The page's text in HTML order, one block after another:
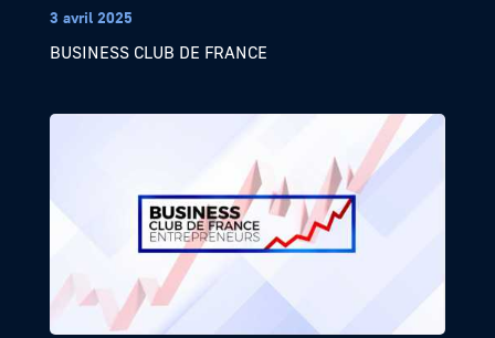
3 avril 2025
BUSINESS CLUB DE FRANCE